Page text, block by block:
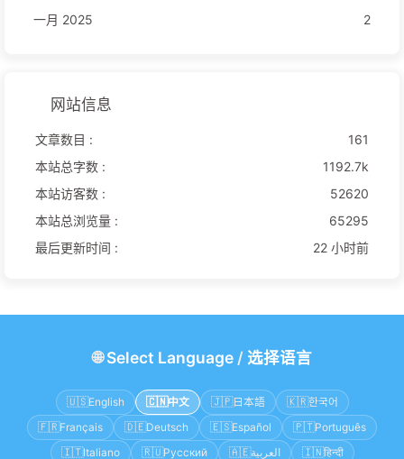
一月 2025
2
网站信息
文章数目 :
161
本站总字数 :
1192.7k
本站访客数 :
52620
本站总浏览量 :
65295
最后更新时间 :
22 小时前
🌐Select Language/ 选择语言
🇺🇸English 🇨🇳 中文 🇯🇵日本語 🇰🇷한국어
🇫🇷Français 🇩🇪Deutsch 🇪🇸Español 🇵🇹Português
🇮🇹Italiano 🇷🇺Русский 🇦🇪العربية 🇮🇳हिन्दी